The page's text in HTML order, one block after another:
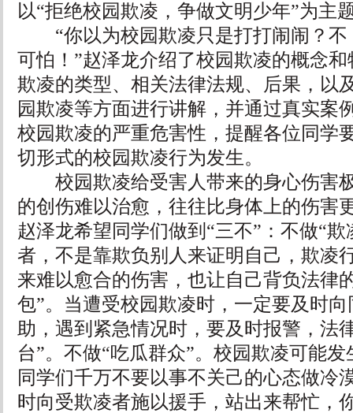
以“拒绝校园欺凌，争做文明少年”为主
“你以为校园欺凌只是打打闹闹？不
可怕！”赵泽龙介绍了校园欺凌的概念
欺凌的类型、相关法律法规、后果，以
园欺凌等方面进行讲解，并通过真实案
校园欺凌的严重危害性，提醒各位同学
切形式的校园欺凌行为发生。
校园欺凌给受害人带来的身心伤害
的创伤难以治愈，往往比身体上的伤害
赵泽龙希望同学们做到“三不”：不做“
者，不是靠欺负别人来证明自己，欺凌
来难以愈合的伤害，也让自己背负法律
包”。当遭受校园欺凌时，一定要及时
助，遇到紧急情况时，要及时报警，法
台”。不做“吃瓜群众”。校园欺凌可能
同学们千万不要以事不关己的心态做冷
时向受欺凌者施以援手，站出来帮忙，